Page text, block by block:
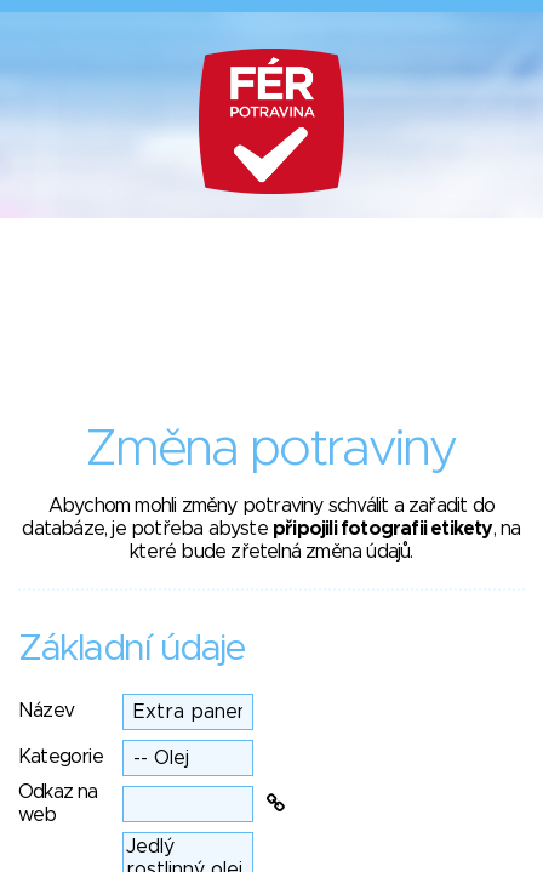
Změna potraviny
Abychom mohli změny potraviny schválit a zařadit do
databáze, je potřeba abyste připojili fotografii etikety, na
které bude zřetelná změna údajů.
Základní údaje
Název
Kategorie
Odkaz na
web